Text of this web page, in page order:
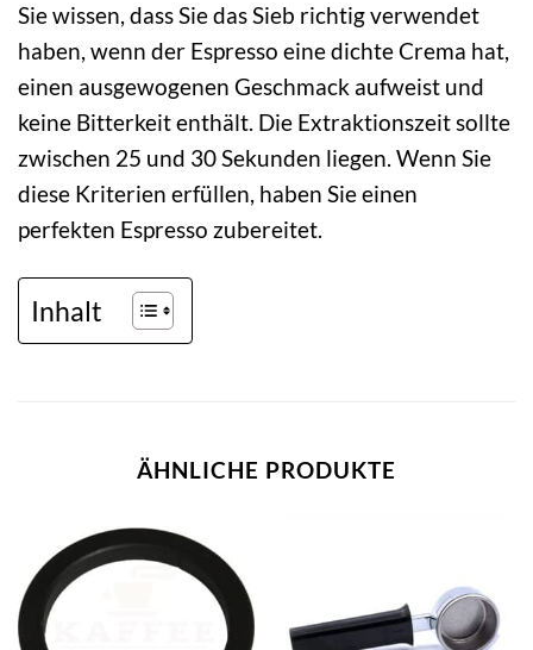
Sie wissen, dass Sie das Sieb richtig verwendet
haben, wenn der Espresso eine dichte Crema hat,
einen ausgewogenen Geschmack aufweist und
keine Bitterkeit enthält. Die Extraktionszeit sollte
zwischen 25 und 30 Sekunden liegen. Wenn Sie
diese Kriterien erfüllen, haben Sie einen
perfekten Espresso zubereitet.
Inhalt
ÄHNLICHE PRODUKTE